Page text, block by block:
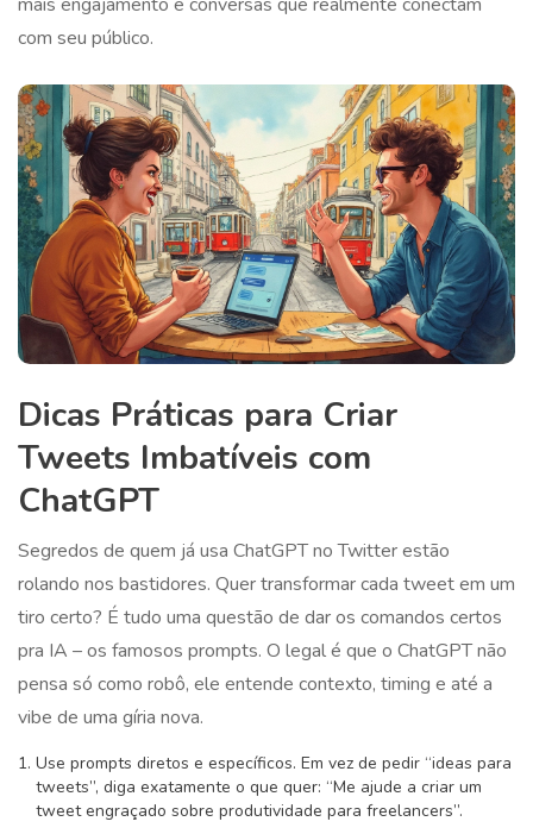
com seu público.
Dicas Práticas para Criar
Tweets Imbatíveis com
ChatGPT
Segredos de quem já usa ChatGPT no Twitter estão
rolando nos bastidores. Quer transformar cada tweet em um
tiro certo? É tudo uma questão de dar os comandos certos
pra IA – os famosos prompts. O legal é que o ChatGPT não
pensa só como robô, ele entende contexto, timing e até a
vibe de uma gíria nova.
Use prompts diretos e específicos. Em vez de pedir “ideas para
tweets”, diga exatamente o que quer: “Me ajude a criar um
tweet engraçado sobre produtividade para freelancers”.